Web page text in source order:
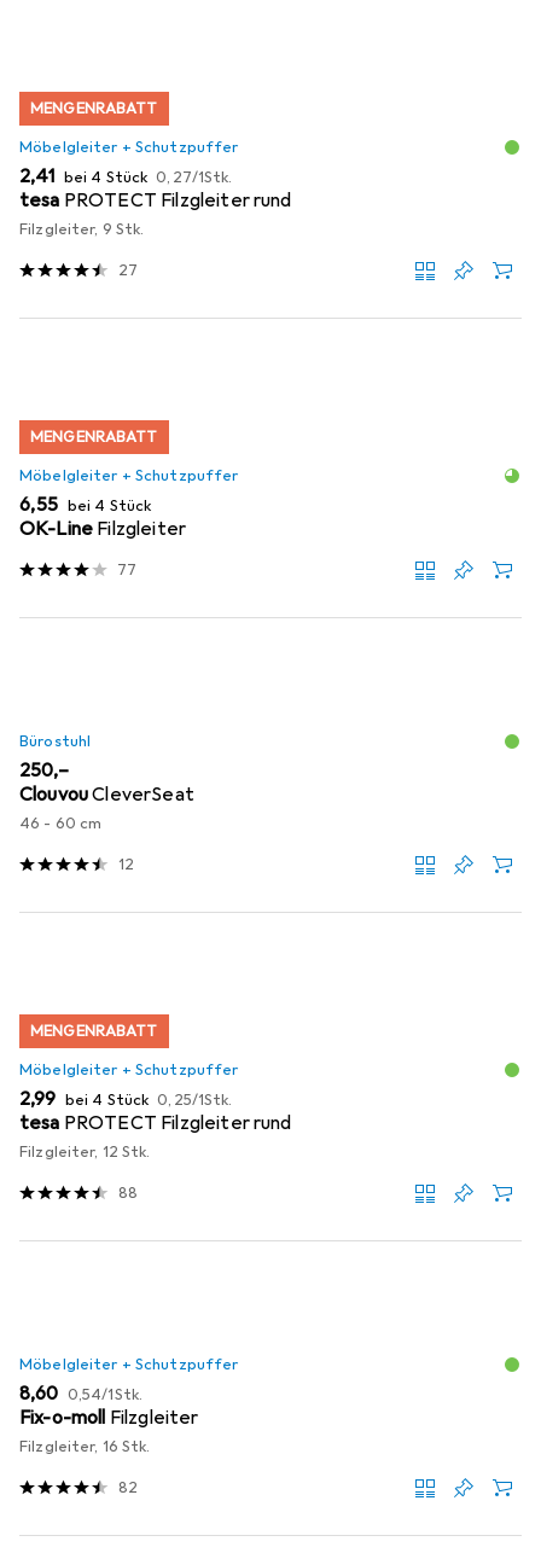
MENGENRABATT
Möbelgleiter + Schutzpuffer
EUR
2,41 bei 4 Stück EUR
0,27/1Stk.
tesa PROTECT Filzgleiter rund
Filzgleiter, 9 Stk.
27
MENGENRABATT
Möbelgleiter + Schutzpuffer
EUR
6,55 bei 4 Stück
OK-Line Filzgleiter
77
Bürostuhl
EUR
250,–
ClouvouCleverSeat
46 - 60 cm
12
MENGENRABATT
Möbelgleiter + Schutzpuffer
EUR
2,99 bei 4 Stück EUR
0,25/1Stk.
tesa PROTECT Filzgleiter rund
Filzgleiter, 12 Stk.
88
Möbelgleiter + Schutzpuffer
EUR
8,60 EUR
0,54/1Stk.
Fix-o-moll Filzgleiter
Filzgleiter, 16 Stk.
82